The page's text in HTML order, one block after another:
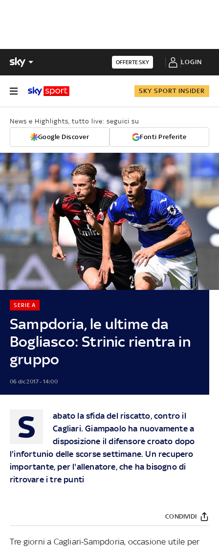
OFFERTE SKY LOGIN
SKY SPORT INSIDER
News e Highlights, tutto live: seguici su
Google Discover Fonti Preferite
Sampdoria, le ultime da
Bogliasco: Strinic rientra in
gruppo
SERIE A
06 dic 2017 - 14:00
S
abato la sfida del riscatto, contro il
Cagliari. Giampaolo ha nuovamente a
disposizione il difensore croato dopo
l'infortunio delle scorse settimane. Un recupero
importante, per l'allenatore, che ha bisogno di
ritrovare i tre punti
CONDIVIDI
Tre giorni a Cagliari-Sampdoria, occasione utile per